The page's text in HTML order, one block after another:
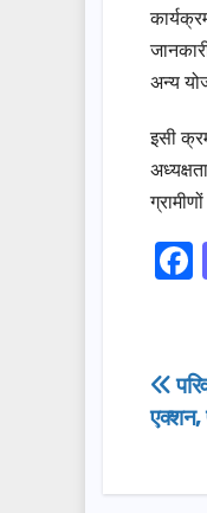
अन्य
इसी
एक्शन,